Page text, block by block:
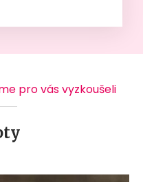
pro vás vyzkoušeli